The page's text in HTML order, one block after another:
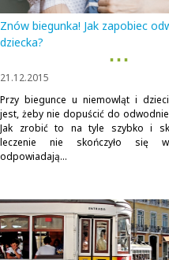
Znów biegunka! Jak zapobiec
dziecka?
▪ ▪ ▪
21.12.2015
Przy biegunce u niemowląt i
jest, żeby nie dopuścić do
Jak zrobić to na tyle szybko i
leczenie nie skończyło się
odpowiadają...